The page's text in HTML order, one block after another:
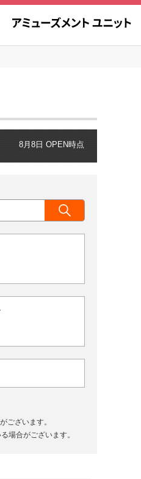
8月8日 OPEN時点
ございます。
場合がございます。